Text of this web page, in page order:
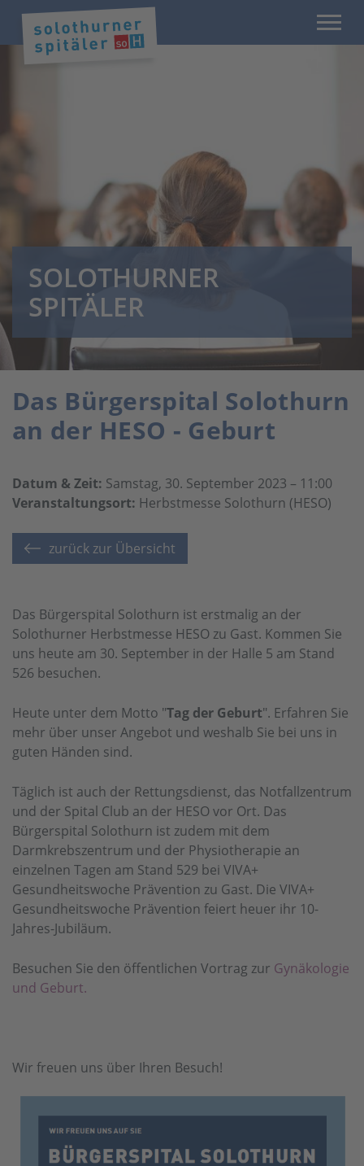
SOLOTHURNER
SPITÄLER
Das Bürgerspital Solothurn
an der HESO - Geburt
Datum & Zeit: Samstag, 30. September 2023 – 11:00
Veranstaltungsort: Herbstmesse Solothurn (HESO)
zurück zur Übersicht
Das Bürgerspital Solothurn ist erstmalig an der
Solothurner Herbstmesse HESO zu Gast. Kommen Sie
uns heute am 30. September in der Halle 5 am Stand
526 besuchen.
Heute unter dem Motto "Tag der Geburt". Erfahren Sie
mehr über unser Angebot und weshalb Sie bei uns in
guten Händen sind.
Täglich ist auch der Rettungsdienst, das Notfallzentrum
und der Spital Club an der HESO vor Ort. Das
Bürgerspital Solothurn ist zudem mit dem
Darmkrebszentrum und der Physiotherapie an
einzelnen Tagen am Stand 529 bei VIVA+
Gesundheitswoche Prävention zu Gast. Die VIVA+
Gesundheitswoche Prävention feiert heuer ihr 10-
Jahres-Jubiläum.
Besuchen Sie den öffentlichen Vortrag zur Gynäkologie
und Geburt.
Wir freuen uns über Ihren Besuch!